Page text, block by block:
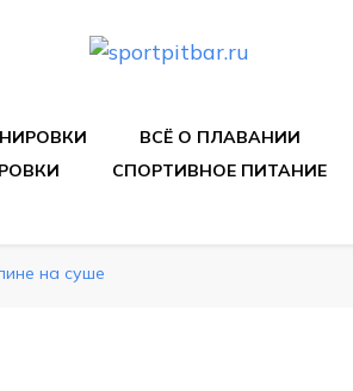
ВСЁ О ПЛАВАНИИ
СПОРТИВНОЕ ПИТАНИЕ
на суше